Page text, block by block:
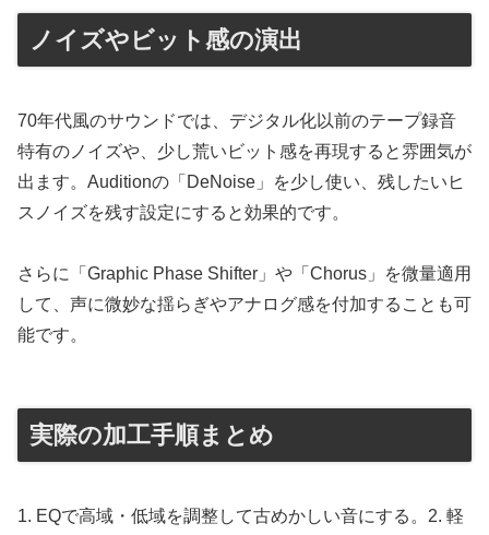
ノイズやビット感の演出
70年代風のサウンドでは、デジタル化以前のテープ録音
特有のノイズや、少し荒いビット感を再現すると雰囲気が
出ます。Auditionの「DeNoise」を少し使い、残したいヒ
スノイズを残す設定にすると効果的です。
さらに「Graphic Phase Shifter」や「Chorus」を微量適用
して、声に微妙な揺らぎやアナログ感を付加することも可
能です。
実際の加工手順まとめ
1. EQで高域・低域を調整して古めかしい音にする。2. 軽